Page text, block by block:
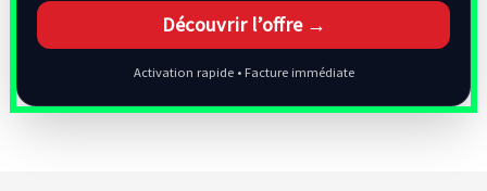
Découvrir l’offre →
Activation rapide • Facture immédiate